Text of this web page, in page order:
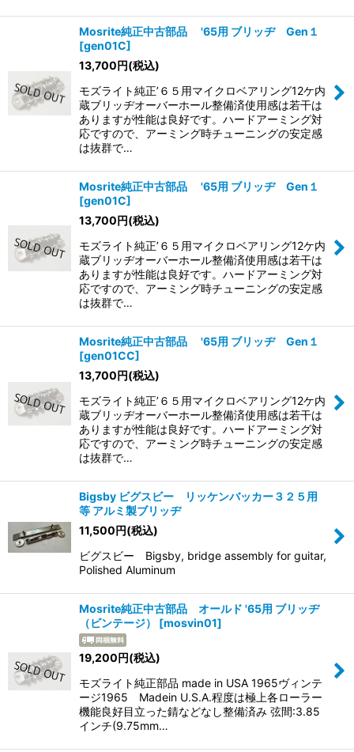
Mosrite純正中古部品 '65用 ブリッヂ Gen１
[gen01C]
13,700円(税込)
モズライト純正’６５用マイクロベアリング12ケ内
蔵ブリッヂオーバーホール整備済使用感は若干は
ありますが性能は良好です。ハードアーミング対
応ですので、アーミング時チューニングの安定感
は抜群で…
Mosrite純正中古部品 '65用 ブリッヂ Gen１
[gen01C]
13,700円(税込)
モズライト純正’６５用マイクロベアリング12ケ内
蔵ブリッヂオーバーホール整備済使用感は若干は
ありますが性能は良好です。ハードアーミング対
応ですので、アーミング時チューニングの安定感
は抜群で…
Mosrite純正中古部品 '65用 ブリッヂ Gen１
[gen01CC]
13,700円(税込)
モズライト純正’６５用マイクロベアリング12ケ内
蔵ブリッヂオーバーホール整備済使用感は若干は
ありますが性能は良好です。ハードアーミング対
応ですので、アーミング時チューニングの安定感
は抜群で…
Bigsby ビグスビー リッケンバッカー３２５用
等 アルミ製ブリッヂ
11,500円(税込)
ビグスビー Bigsby, bridge assembly for guitar,
Polished Aluminum
Mosrite純正中古部品 オールド '65用 ブリッヂ
（ビンテージ）
[mosvin01]
19,200円(税込)
モズライト純正部品 made in USA 1965ヴィンテ
ージ1965 Madein U.S.A.程度は極上各ローラー
機能良好目立った錆などなし整備済み 弦間:3.85
インチ(9.75mm…